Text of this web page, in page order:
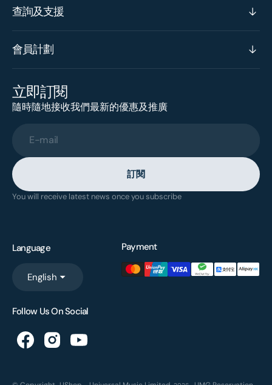
查詢及支援
會員計劃
立即訂閱
隨時隨地接收我們最新的優惠及推廣
E-mail
訂閱
You will receive latest news once you subscribe
Language
English
Payment
Follow Us On Social